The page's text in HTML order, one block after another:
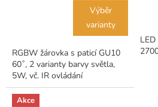
Výběr
varianty
RGBW žárovka s paticí GU10
60˚, 2 varianty barvy světla,
5W, vč. IR ovládání
Akce